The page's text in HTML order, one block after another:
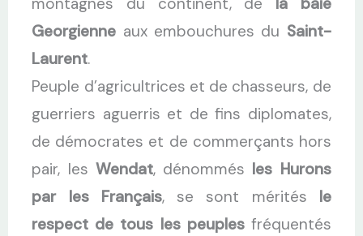
Georgienne aux embouchures du Saint-
Laurent.
Peuple d’agricultrices et de chasseurs, de
guerriers aguerris et de fins diplomates,
de démocrates et de commerçants hors
pair, les Wendat, dénommés les Hurons
par les Français, se sont mérités le
respect de tous les peuplesfréquentés